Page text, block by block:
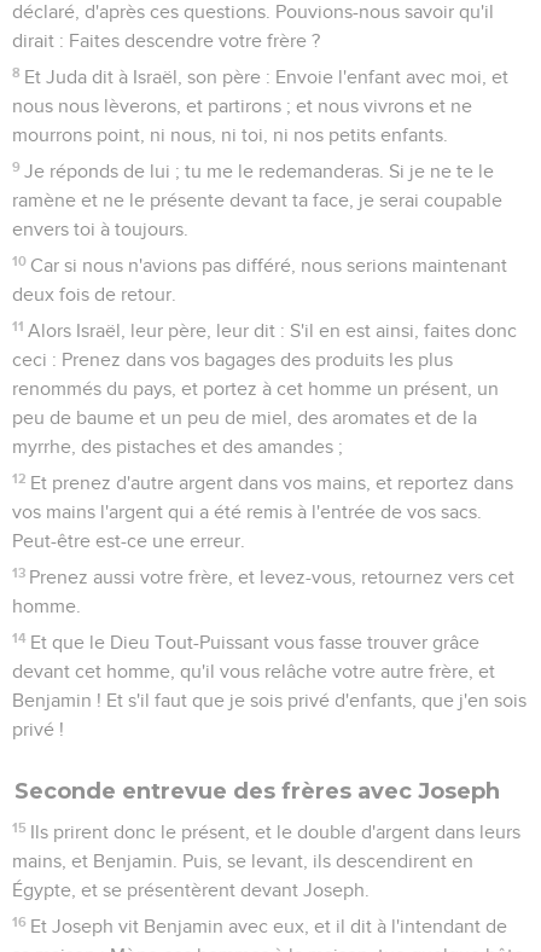
déclaré, d'après ces questions. Pouvions-nous savoir qu'il
dirait : Faites descendre votre frère ?
8 Et Juda dit à Israël, son père : Envoie l'enfant avec moi, et
nous nous lèverons, et partirons ; et nous vivrons et ne
mourrons point, ni nous, ni toi, ni nos petits enfants.
9 Je réponds de lui ; tu me le redemanderas. Si je ne te le
ramène et ne le présente devant ta face, je serai coupable
envers toi à toujours.
10 Car si nous n'avions pas différé, nous serions maintenant
deux fois de retour.
11 Alors Israël, leur père, leur dit : S'il en est ainsi, faites donc
ceci : Prenez dans vos bagages des produits les plus
renommés du pays, et portez à cet homme un présent, un
peu de baume et un peu de miel, des aromates et de la
myrrhe, des pistaches et des amandes ;
12 Et prenez d'autre argent dans vos mains, et reportez dans
vos mains l'argent qui a été remis à l'entrée de vos sacs.
Peut-être est-ce une erreur.
13 Prenez aussi votre frère, et levez-vous, retournez vers cet
homme.
14 Et que le Dieu Tout-Puissant vous fasse trouver grâce
devant cet homme, qu'il vous relâche votre autre frère, et
Benjamin ! Et s'il faut que je sois privé d'enfants, que j'en sois
privé !
Seconde entrevue des frères avec Joseph
15 Ils prirent donc le présent, et le double d'argent dans leurs
mains, et Benjamin. Puis, se levant, ils descendirent en
Égypte, et se présentèrent devant Joseph.
16 Et Joseph vit Benjamin avec eux, et il dit à l'intendant de